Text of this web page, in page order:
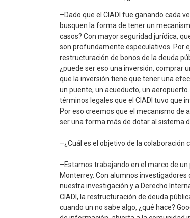
–Dado que el CIADI fue ganando cada
busquen la forma de tener un
casos? Con mayor seguridad jurídica,
son profundamente especulativos. Por
restructuración de bonos de la deuda
¿puede ser eso una inversión, comprar
que la inversión tiene que tener una
un puente, un acueducto, un
términos legales que el CIADI tuvo que
Por eso creemos que el mecanismo de
ser una forma más de dotar al sistema
–¿Cuál es el objetivo de la colaboración
–Estamos trabajando en el marco de
Monterrey. Con alumnos
nuestra investigación y a Derecho
CIADI, la restructuración de deuda
cuando un no sabe algo, ¿qué hace?